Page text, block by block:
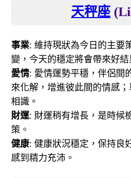
天秤座
事業: 維持現狀為今日的主要
變，今天的穩定將會帶來好結
愛情: 愛情運勢平穩，伴侶間
來化解，增進彼此間的情感
相識。
財運: 財運稍有增長，是時候
策。
健康: 健康狀況穩定，保持良
感到精力充沛。